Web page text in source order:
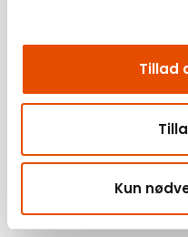
Tillad
Kun